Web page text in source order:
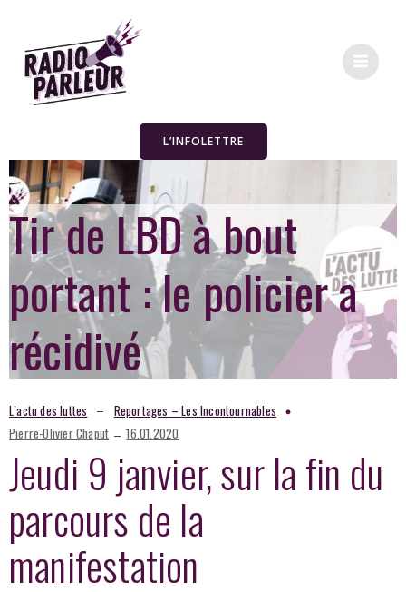
L’INFOLETTRE
Tir de LBD à bout
portant : le policier a
récidivé
L’actu des luttes – Reportages – Les Incontournables
Pierre-Olivier Chaput – 16.01.2020
Jeudi 9 janvier, sur la fin du
parcours de la
manifestation